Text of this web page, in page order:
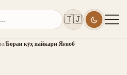
🇹🇯
/Бораи кӯҳ пайкари Яғноб